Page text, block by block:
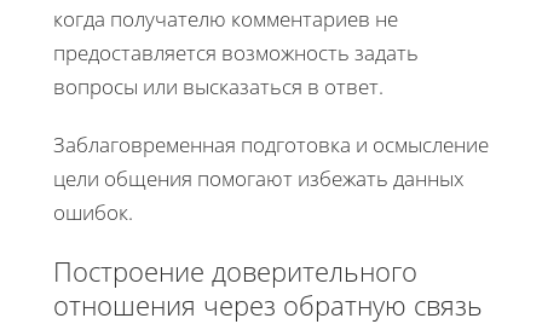
когда получателю комментариев не
предоставляется возможность задать
вопросы или высказаться в ответ.
Заблаговременная подготовка и осмысление
цели общения помогают избежать данных
ошибок.
Построение доверительного
отношения через обратную связь